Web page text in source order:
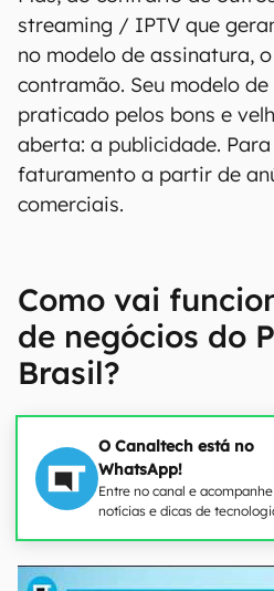
streaming / IPTV que
no modelo de assinatura,
contramão. Seu modelo
praticado pelos bons e
aberta: a publicidade.
faturamento a partir de
comerciais.
Como vai
de negócios do
Brasil?
O Canaltech está no
WhatsApp!
Entre no canal e acompanhe
notícias e dicas de